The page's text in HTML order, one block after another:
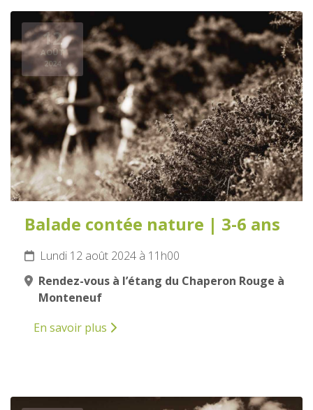
12
AOÛT
2024
Balade contée nature | 3-6 ans
Lundi 12 août 2024 à 11h00
Rendez-vous à l’étang du Chaperon Rouge à
Monteneuf
En savoir plus